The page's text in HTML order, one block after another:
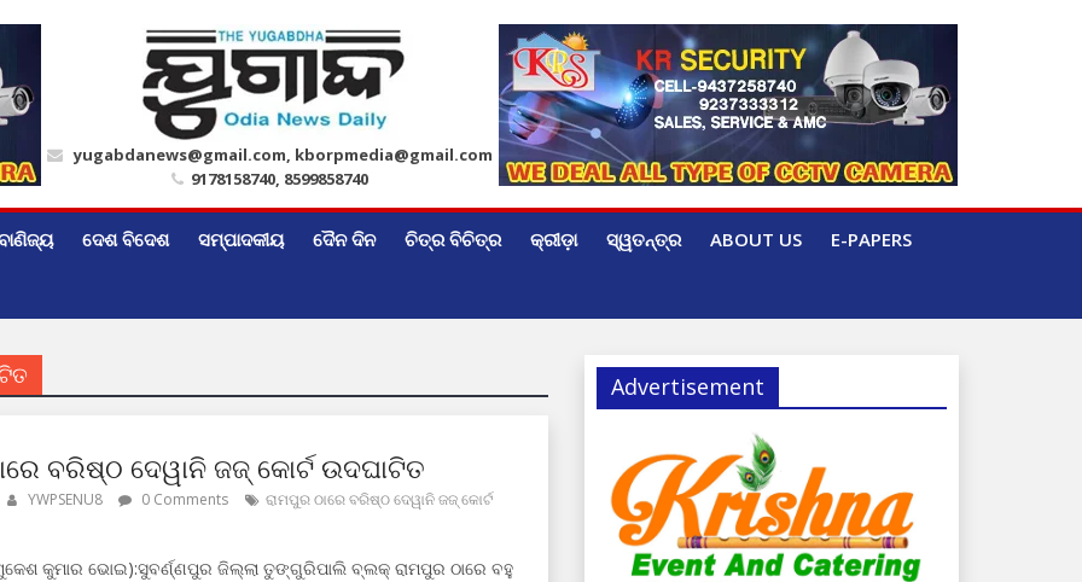
yugabdanews@gmail.com, kborpmedia@gmail.com
9178158740, 8599858740
ଦେଶ ବିଦେଶ ସମ୍ପାଦକୀୟ ଦୈନ ଦିନ ଚିତ୍ର ବିଚିତ୍ର କ୍ରୀଡ଼ା ସ୍ୱତନ୍ତ୍ର ABOUT US E-PAPERS
ବରିଷ୍ଠ ଦେୱାନି ଜଜ୍ କୋର୍ଟ ଉଦଘାଟିତ
YWPSENU8 0 Comments
ରାମପୁର ଠାରେ ବରିଷ୍ଠ ଦେୱାନି ଜଜ୍ କୋର୍ଟ
କୁମାର ଭୋଇ):ସୁବର୍ଣ୍ଣପୁର ଜିଲ୍ଲା ତୁଙ୍ଗୁରିପାଲି ବ୍ଲକ୍ ରାମପୁର ଠାରେ ବହୁ
Advertisement